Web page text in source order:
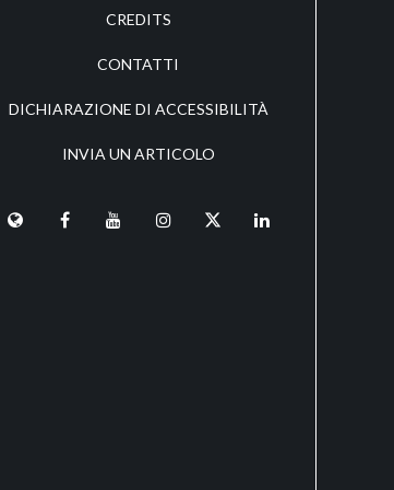
CREDITS
CONTATTI
DICHIARAZIONE DI ACCESSIBILITÀ
INVIA UN ARTICOLO